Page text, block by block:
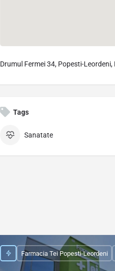
Drumul Fermei 34, Popesti-Leordeni,
Tags
Sanatate
Farmacia Tei Popesti-Leordeni